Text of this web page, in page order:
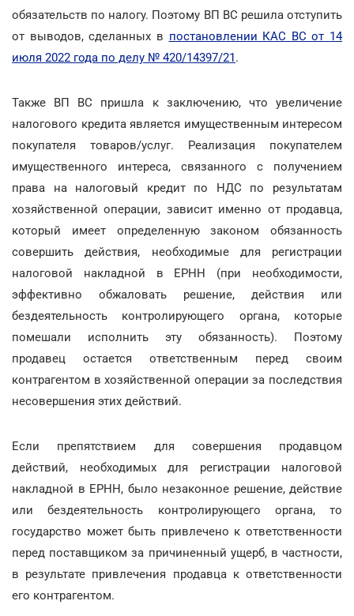
обязательств по налогу. Поэтому ВП ВС решила отступить
от выводов, сделанных в постановлении КАС ВС от 14
июля 2022 года по делу № 420/14397/21.
Также ВП ВС пришла к заключению, что увеличение
налогового кредита является имущественным интересом
покупателя товаров/услуг. Реализация покупателем
имущественного интереса, связанного с получением
права на налоговый кредит по НДС по результатам
хозяйственной операции, зависит именно от продавца,
который имеет определенную законом обязанность
совершить действия, необходимые для регистрации
налоговой накладной в ЕРНН (при необходимости,
эффективно обжаловать решение, действия или
бездеятельность контролирующего органа, которые
помешали исполнить эту обязанность). Поэтому
продавец остается ответственным перед своим
контрагентом в хозяйственной операции за последствия
несовершения этих действий.
Если препятствием для совершения продавцом
действий, необходимых для регистрации налоговой
накладной в ЕРНН, было незаконное решение, действие
или бездеятельность контролирующего органа, то
государство может быть привлечено к ответственности
перед поставщиком за причиненный ущерб, в частности,
в результате привлечения продавца к ответственности
его контрагентом.